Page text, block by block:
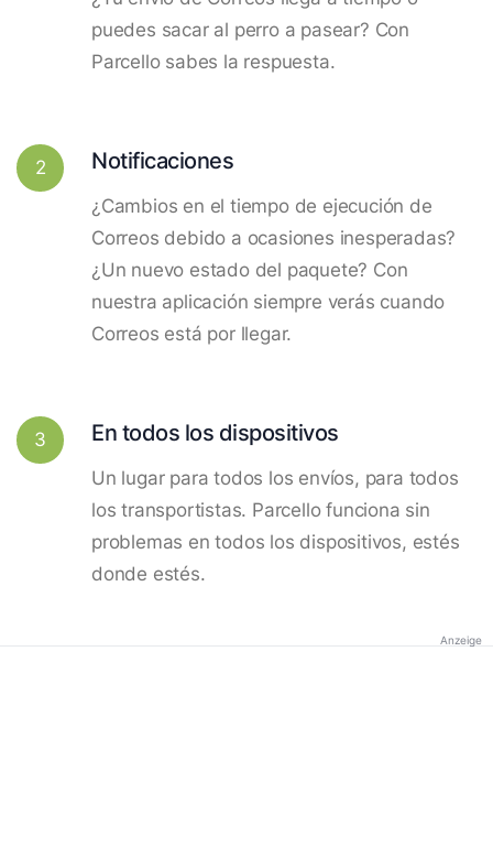
puedes sacar al perro a pasear? Con
Parcello sabes la respuesta.
2 Notificaciones
¿Cambios en el tiempo de ejecución de
Correos debido a ocasiones inesperadas?
¿Un nuevo estado del paquete? Con
nuestra aplicación siempre verás cuando
Correos está por llegar.
3 En todos los dispositivos
Un lugar para todos los envíos, para todos
los transportistas. Parcello funciona sin
problemas en todos los dispositivos, estés
donde estés.
Anzeige